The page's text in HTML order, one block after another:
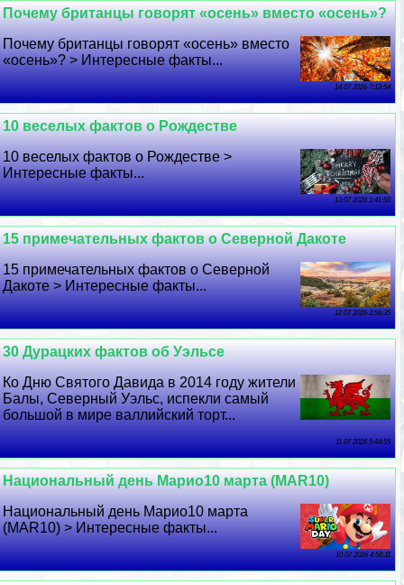
Почему британцы говорят «осень» вместо «осень»?
Почему британцы говорят «осень» вместо
«осень»? > Интересные факты...
14 07 2026 7:13:54
10 веселых фактов о Рождестве
10 веселых фактов о Рождестве >
Интересные факты...
13 07 2026 1:41:58
15 примечательных фактов о Северной Дакоте
15 примечательных фактов о Северной
Дакоте > Интересные факты...
12 07 2026 2:56:35
30 Дypaцких фактов об Уэльсе
Ко Дню Святого Давида в 2014 году жители
Балы, Северный Уэльс, испекли самый
большой в мире валлийский торт...
11 07 2026 5:44:55
Национальный день Марио10 марта (MAR10)
Национальный день Марио10 марта
(MAR10) > Интересные факты...
10 07 2026 4:58:11